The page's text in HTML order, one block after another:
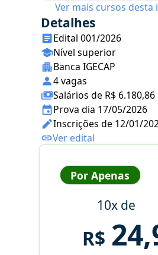
Ver mais cursos desta
Detalhes
Edital 001/2026
Nível superior
Banca IGECAP
4 vagas
Salários de R$ 6.180,86
Prova dia 17/05/2026
Inscrições de 12/01/
Ver edital
Por Apenas
10x de
R$